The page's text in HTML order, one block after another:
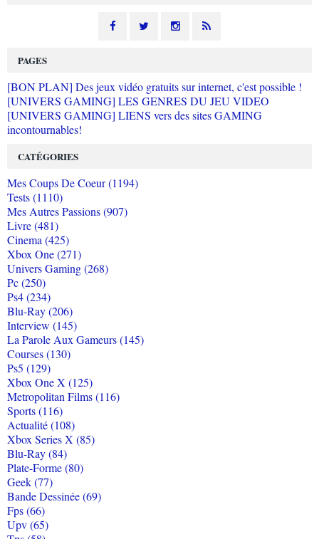
PAGES
[BON PLAN] Des jeux vidéo gratuits sur internet, c'est possible !
[UNIVERS GAMING] LES GENRES DU JEU VIDEO
[UNIVERS GAMING] LIENS vers des sites GAMING
incontournables!
CATÉGORIES
Mes Coups De Coeur (1194)
Tests (1110)
Mes Autres Passions (907)
Livre (481)
Cinema (425)
Xbox One (271)
Univers Gaming (268)
Pc (250)
Ps4 (234)
Blu-Ray (206)
Interview (145)
La Parole Aux Gameurs (145)
Courses (130)
Ps5 (129)
Xbox One X (125)
Metropolitan Films (116)
Sports (116)
Actualité (108)
Xbox Series X (85)
Blu-Ray (84)
Plate-Forme (80)
Geek (77)
Bande Dessinée (69)
Fps (66)
Upv (65)